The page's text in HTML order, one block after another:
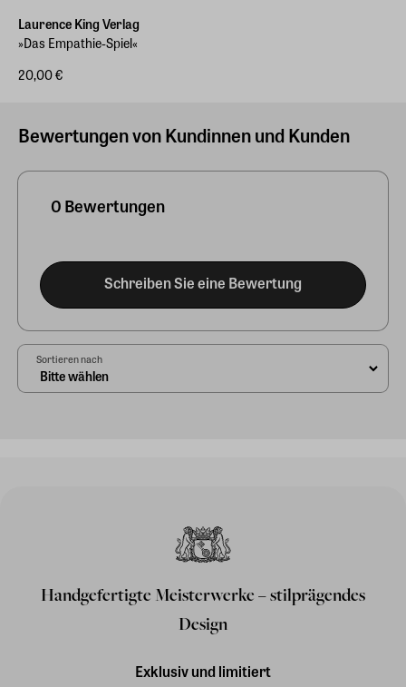
Laurence King Verlag
»Das Empathie-Spiel«
20,00 €
Bewertungen von Kundinnen und Kunden
0 Bewertungen
Schreiben Sie eine Bewertung
Sortieren nach
Handgefertigte Meisterwerke – stilprägendes
Design
Exklusiv und limitiert